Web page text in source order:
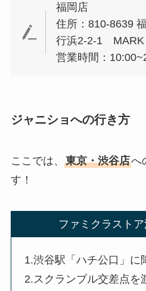
福岡店
住所：810-8639
行浜2-2-1 MARK
営業時間：
ジャニショへの行き方
ここでは、 東京・渋谷店へ
す！
ファミクラスト
1.渋谷駅「ハチ公口」に
2.スクランブル交差点を